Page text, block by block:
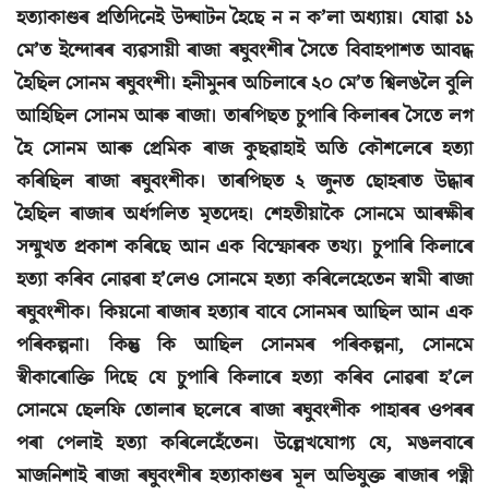
হত্যাকাণ্ডৰ প্ৰতিদিনেই উদ্ঘাটন হৈছে ন ন ক’লা অধ্যায়। যোৱা ১১
মে’ত ইন্দোৰৰ ব্যৱসায়ী ৰাজা ৰঘুবংশীৰ সৈতে বিবাহপাশত আবদ্ধ
হৈছিল সোনম ৰঘুবংশী। হনীমুনৰ অচিলাৰে ২০ মে’ত শ্বিলঙলৈ বুলি
আহিছিল সোনম আৰু ৰাজা। তাৰপিছত চুপাৰি কিলাৰৰ সৈতে লগ
হৈ সোনম আৰু প্ৰেমিক ৰাজ কুছৱাহাই অতি কৌশলেৰে হত্যা
কৰিছিল ৰাজা ৰঘুবংশীক। তাৰপিছত ২ জুনত ছোহৰাত উদ্ধাৰ
হৈছিল ৰাজাৰ অৰ্ধগলিত মৃতদেহ। শেহতীয়াকৈ সোনমে আৰক্ষীৰ
সন্মুখত প্ৰকাশ কৰিছে আন এক বিস্ফোৰক তথ্য। চুপাৰি কিলাৰে
হত্যা কৰিব নোৱৰা হ’লেও সোনমে হত্যা কৰিলেহেতেন স্বামী ৰাজা
ৰঘুবংশীক। কিয়নো ৰাজাৰ হত্যাৰ বাবে সোনমৰ আছিল আন এক
পৰিকল্পনা। কিন্তু কি আছিল সোনমৰ পৰিকল্পনা, সোনমে
স্বীকাৰোক্তি দিছে যে চুপাৰি কিলাৰে হত্যা কৰিব নোৱৰা হ’লে
সোনমে ছেলফি তোলাৰ ছলেৰে ৰাজা ৰঘুবংশীক পাহাৰৰ ওপৰৰ
পৰা পেলাই হত্যা কৰিলেহেঁতেন। উল্লেখযোগ্য যে, মঙলবাৰে
মাজনিশাই ৰাজা ৰঘুবংশীৰ হত্যাকাণ্ডৰ মূল অভিযুক্ত ৰাজাৰ পত্নী